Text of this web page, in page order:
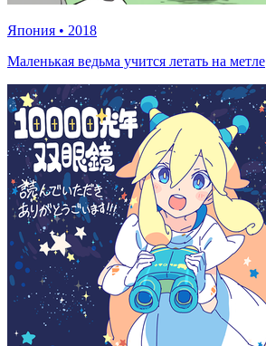
Япония • 2018
Маленькая ведьма учится летать на метле